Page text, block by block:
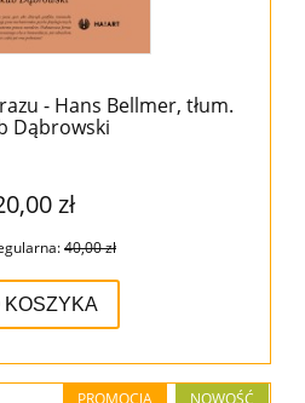
- Hans Bellmer, tłum.
Dąbrowski
zł
40,00 zł
KOSZYKA
PROMOCJA NOWOŚĆ